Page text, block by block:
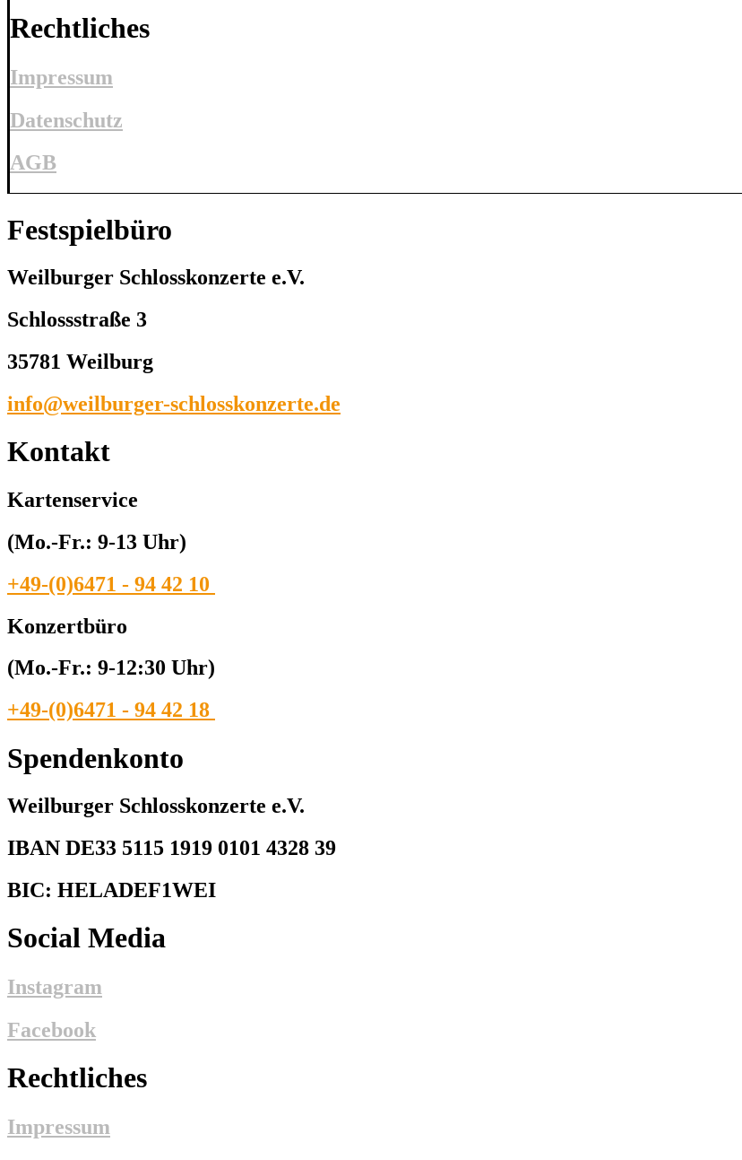
Rechtliches
Impressum
Datenschutz
AGB
Festspielbüro
Weilburger Schlosskonzerte e.V.
Schlossstraße 3
35781 Weilburg
info@weilburger-schlosskonzerte.de
Kontakt
Kartenservice
(Mo.-Fr.: 9-13 Uhr)
+49-(0)6471 - 94 42 10
Konzertbüro
(Mo.-Fr.: 9-12:30 Uhr)
+49-(0)6471 - 94 42 18
Spendenkonto
Weilburger Schlosskonzerte e.V.
IBAN DE33 5115 1919 0101 4328 39
BIC: HELADEF1WEI
Social Media
Instagram
Facebook
Rechtliches
Impressum